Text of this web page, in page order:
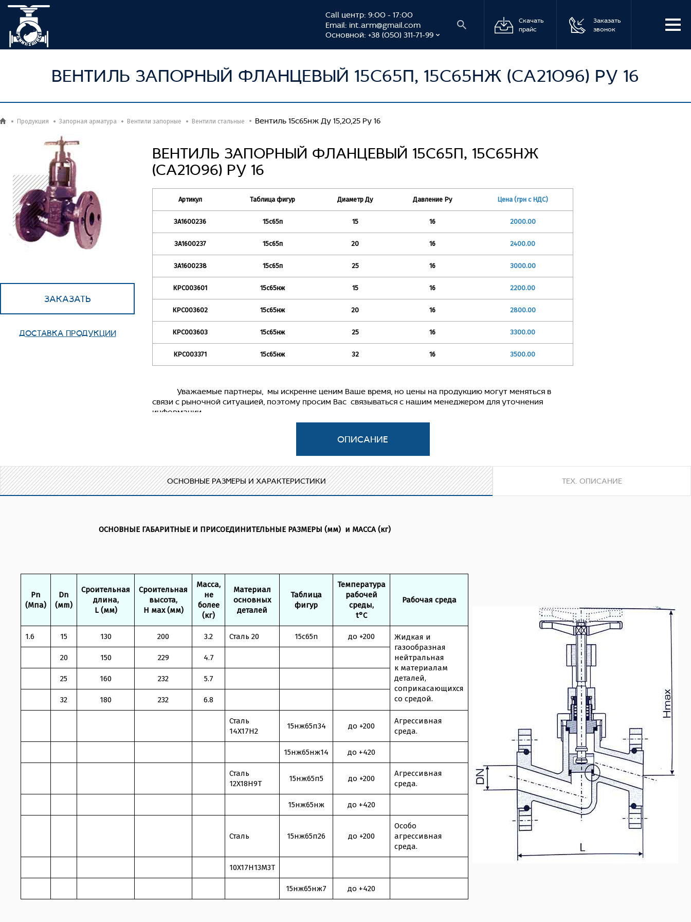
Call центр: 9:00 - 17:00
Email: int.arm@gmail.com
Основной: +38 (050) 311-71-99
Скачать
прайс
Заказать
звонок
ВЕНТИЛЬ ЗАПОРНЫЙ ФЛАНЦЕВЫЙ 15С65П, 15С65НЖ (СА21096) PУ 16
Продукция Запорная арматура Вентили запорные Вентили стальные Вентиль 15с65нж Ду 15,20,25 Ру 16
ЗАКАЗАТЬ
ДОСТАВКА ПРОДУКЦИИ
ВЕНТИЛЬ ЗАПОРНЫЙ ФЛАНЦЕВЫЙ 15С65П, 15С65НЖ
(СА21096) PУ 16
Артикул Таблица фигур Диаметр Ду Давление Ру Цена (грн с НДС)
ЗА1600236 15с65п 15 16 2000.00
ЗА1600237 15с65п 20 16 2400.00
ЗА1600238 15с65п 25 16 3000.00
КРС003601 15с65нж 15 16 2200.00
КРС003602 15с65нж 20 16 2800.00
КРС003603 15с65нж 25 16 3300.00
КРС003371 15с65нж 32 16 3500.00
Уважаемые партнеры, мы искренне ценим Ваше время, но цены на продукцию могут меняться в
связи с рыночной ситуацией, поэтому просим Вас связываться с нашим менеджером для уточнения
информации.
ОСНОВНЫЕ РАЗМЕРЫ И ХАРАКТЕРИСТИКИ ТЕХ. ОПИСАНИЕ
ОСНОВНЫЕ ГАБАРИТНЫЕ И ПРИСОЕДИНИТЕЛЬНЫЕ РАЗМЕРЫ (мм) и МАССА (кг)
Pn
(Мпа)
Dn
(мm)
Сроительная
длина,
L (мм)
Сроительная
высота,
Н мax (мм)
Масса,
не
более
(кг)
Материал
основных
деталей
Таблица
фигур
Температура
рабочей
среды,
t°C
Рабочая среда
1.6 15 130 200 3.2 Сталь 20 15c65n до +200
Жидкая и
газообразная
нейтральная
к материалам
деталей,
соприкасающихся
со средой.
20 150 229 4.7
25 160 232 5.7
32 180 232 6.8
Сталь
14X17H2
15нж65п34 до +200
Агрессивная
среда.
15нж65нж14 до +420
Сталь
12X18H9T
15нж65п5 до +200
Агрессивная
среда.
15нж65нж до +420
Сталь 15нж65п26 до +200
Особо
агрессивная
среда.
10X17H13M3T
15нж65нж7 до +420